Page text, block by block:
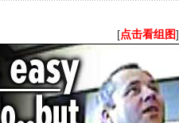
[点击看组图]